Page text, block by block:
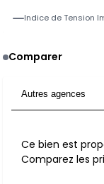
Indice de Tension
Comparer
Autres agences
Ce bien est
Comparez les